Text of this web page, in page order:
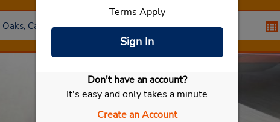
Seleccionar mi vehículo
Terms Apply
Sign In
Don't have an account?
It's easy and only takes a minute
Create an Account